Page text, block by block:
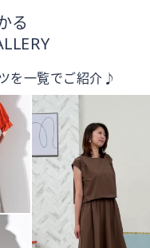
る
を一覧でご紹介♪